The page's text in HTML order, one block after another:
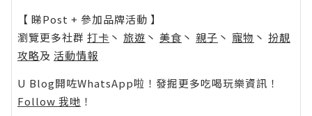
【 睇Post + 參加品牌活動 】
瀏覽更多社群 打卡 丶 旅遊 丶 美食 丶 親子 丶 寵物 丶 扮靚
攻略及 活動情報
U Blog開咗WhatsApp啦！發掘更多吃喝玩樂資訊！
Follow 我哋 ！